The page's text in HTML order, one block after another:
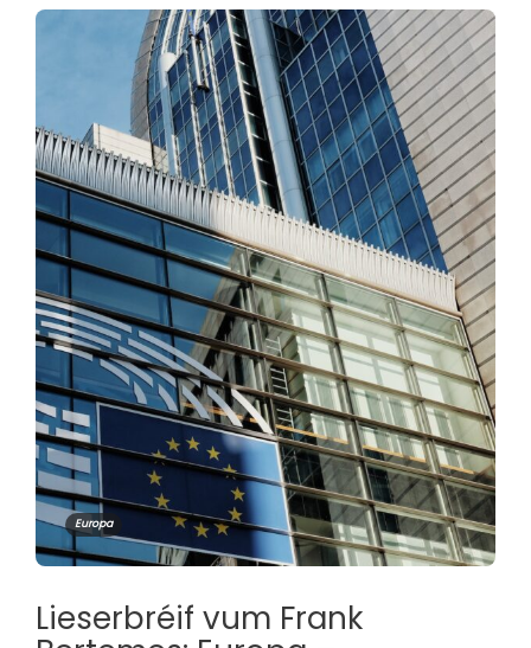
Europa
Lieserbréif vum Frank